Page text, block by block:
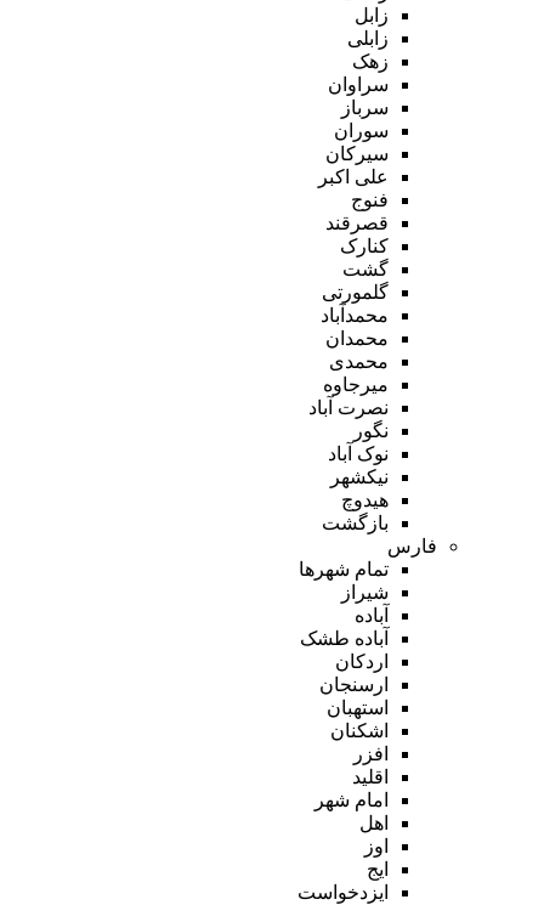
زابل
زابلی
زهک
سراوان
سرباز
سوران
سیرکان
علی اکبر
فنوج
قصرقند
کنارک
گشت
گلمورتی
محمدآباد
محمدان
محمدی
میرجاوه
نصرت آباد
نگور
نوک آباد
نیکشهر
هیدوچ
بازگشت
فارس
تمام شهر‌ها
شیراز
آباده
آباده طشک
اردکان
ارسنجان
استهبان
اشکنان
افزر
اقلید
امام شهر
اهل
اوز
ایج
ایزدخواست